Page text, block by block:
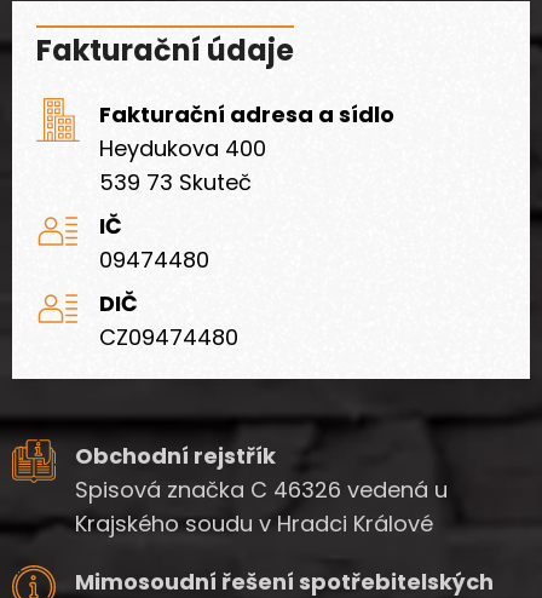
Fakturační údaje
Fakturační adresa a sídlo
Heydukova 400
539 73 Skuteč
IČ
09474480
DIČ
CZ09474480
Obchodní rejstřík
Spisová značka C 46326 vedená u
Krajského soudu v Hradci Králové
Mimosoudní řešení spotřebitelských